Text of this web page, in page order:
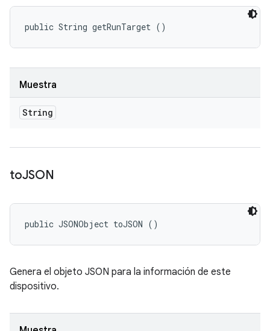
public String getRunTarget ()
Muestra
String
toJSON
public JSONObject toJSON ()
Genera el objeto JSON para la información de este
dispositivo.